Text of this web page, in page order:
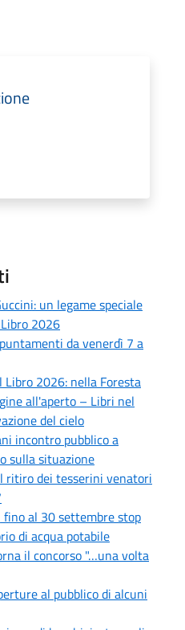
un legame speciale
2026
da venerdì 7 a
2026: nella Foresta
all'aperto – Libri nel
del cielo
incontro pubblico a
sulla situazione
ritiro dei tesserini venatori
al 30 settembre stop
di acqua potabile
il concorso "…una volta
al pubblico di alcuni